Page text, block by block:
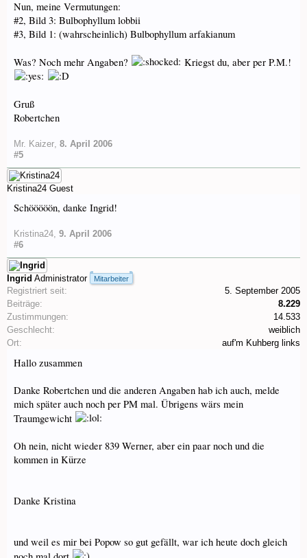
Nun, meine Vermutungen:
#2, Bild 3: Bulbophyllum lobbii
#3, Bild 1: (wahrscheinlich) Bulbophyllum arfakianum
Was? Noch mehr Angaben? Kriegst du, aber per P.M.!
Gruß
Robertchen
Mr. Kaizer, 8. April 2006
#5
Kristina24 Guest
Schööööön, danke Ingrid!
Kristina24, 9. April 2006
#6
Ingrid Administrator Mitarbeiter
Registriert seit:
5. September 2005
Beiträge:
8.229
Zustimmungen:
14.533
Geschlecht:
weiblich
Ort:
auf'm Kuhberg links
Hallo zusammen
Danke Robertchen und die anderen Angaben hab ich auch, melde
mich später auch noch per PM mal. Übrigens wärs mein
Traumgewicht
Oh nein, nicht wieder 839 Werner, aber ein paar noch und die
kommen in Kürze
Danke Kristina
und weil es mir bei Popow so gut gefällt, war ich heute doch gleich